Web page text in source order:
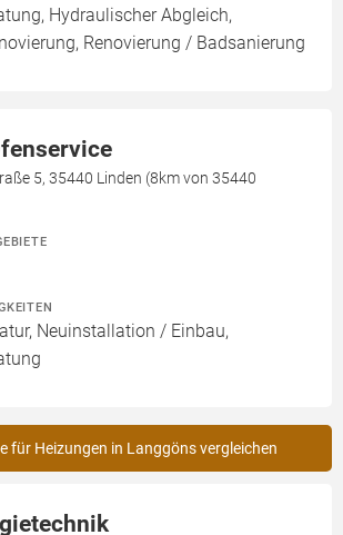
Hydraulischer Abgleich,
Renovierung / Badsanierung
5, 35440 Linden (8km von 35440
Neuinstallation / Einbau,
für Heizungen in Langgöns vergleichen